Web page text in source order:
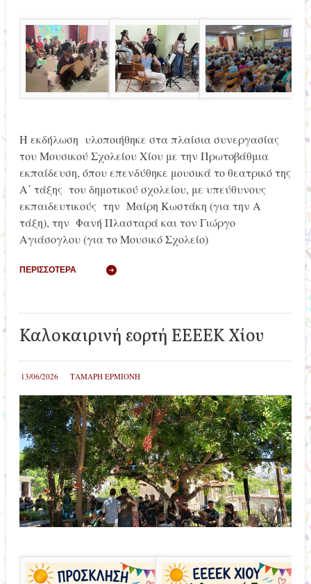
Η εκδήλωση υλοποιήθηκε στα πλαίσια συνεργασίας
του Μουσικού Σχολείου Χίου με την Πρωτοβάθμια
εκπαίδευση, όπου επενδύθηκε μουσικά το θεατρικό της
Α΄ τάξης του δημοτικού σχολείου, με υπεύθυνους
εκπαιδευτικούς την Μαίρη Κωστάκη (για την Α
τάξη), την Φανή Πλασταρά και τον Γιώργο
Αγιάσογλου (για το Μουσικό Σχολείο)
ΠΕΡΙΣΣΌΤΕΡΑ
Καλοκαιρινή εορτή ΕΕΕΕΚ Χίου
13/06/2026 ΤΑΜΑΡΗ ΕΡΜΙΟΝΗ